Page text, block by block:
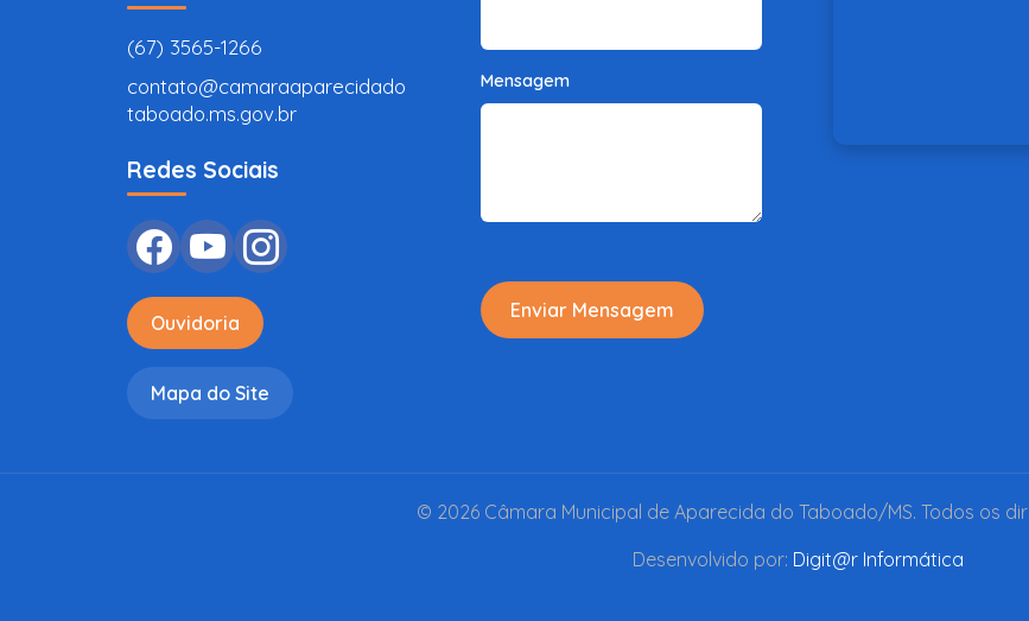
(67) 3565-1266
contato@camaraaparecidado
taboado.ms.gov.br
Redes Sociais
Ouvidoria
Mapa do Site
Mensagem
Enviar Mensagem
© 2026 Câmara Municipal de Aparecida do Taboado/MS. Todos os
Desenvolvido por: Digit@r Informática